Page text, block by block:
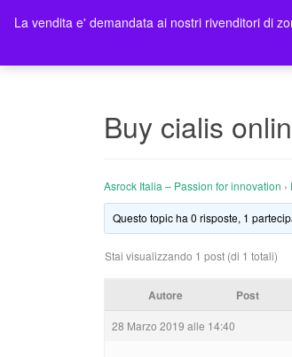
Buy cialis
Asrock Italia – Passion for innovation ›
Questo topic ha 0 risposte, 1
Stai visualizzando 1 post (di 1 totali)
Autore Post
28 Marzo 2019 alle 14:40
La vendita e' demandata ai nostri rivenditori di